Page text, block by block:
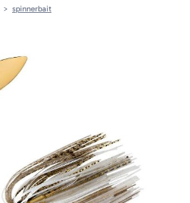
spinnerbait